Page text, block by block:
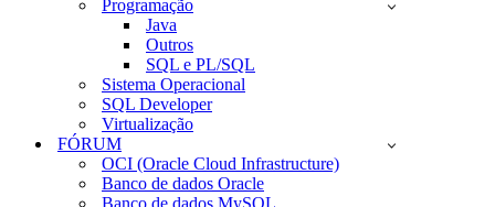
Programação
Java
Outros
SQL e PL/SQL
Sistema Operacional
SQL Developer
Virtualização
FÓRUM
OCI (Oracle Cloud Infrastructure)
Banco de dados Oracle
Banco de dados MySQL